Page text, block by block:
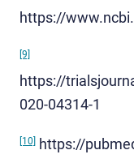
https://
[9]
https://
020-04314-1
[10] https://